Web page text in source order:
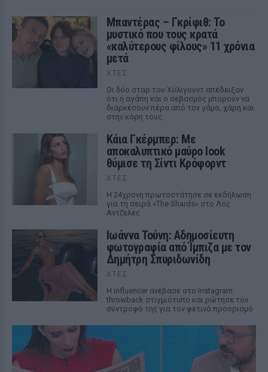
Μπαντέρας – Γκρίφιθ: Το
μυστικό που τους κρατά
«καλύτερους φίλους» 11 χρόνια
μετά
ΧΤΕΣ
Οι δύο σταρ του Χόλιγουντ απέδειξαν
ότι η αγάπη και ο σεβασμός μπορούν να
διαρκέσουν πέρα από τον γάμο, χάρη και
στην κόρη τους.
Κάια Γκέρμπερ: Με
αποκαλυπτικό μαύρο look
θύμισε τη Σίντι Κρόφορντ
ΧΤΕΣ
Η 24χρονη πρωτοστάτησε σε εκδήλωση
για τη σειρά «The Shards» στο Λος
Αντζελες
Ιωάννα Τούνη: Αδημοσίευτη
φωτογραφία από Ίμπιζα με τον
Δημήτρη Σπυριδωνίδη
ΧΤΕΣ
Η influencer ανέβασε στο Instagram
throwback στιγμιότυπο και ρώτησε τον
σύντροφό της για τον φετινό προορισμό